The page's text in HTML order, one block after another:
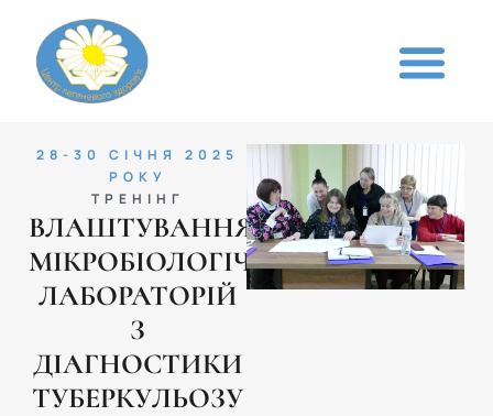
28-30 СІЧНЯ 2025
РОКУ
ТРЕНІНГ
ВЛАШТУВАННЯ
МІКРОБІОЛОГІЧНИХ
ЛАБОРАТОРІЙ
З
ДІАГНОСТИКИ
ТУБЕРКУЛЬОЗУ